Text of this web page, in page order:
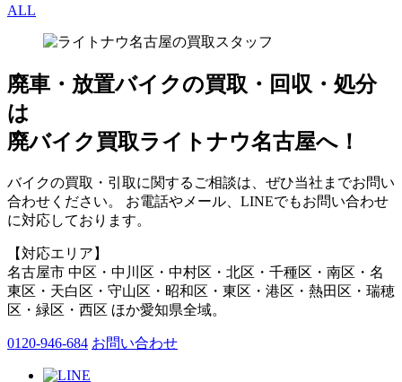
ALL
廃車・放置バイクの買取・回収・処分
は
廃バイク買取ライトナウ名古屋へ！
バイクの買取・引取に関するご相談は、ぜひ当社までお問い
合わせください。 お電話やメール、LINEでもお問い合わせ
に対応しております。
【対応エリア】
名古屋市 中区・中川区・中村区・北区・千種区・南区・名
東区・天白区・守山区・昭和区・東区・港区・熱田区・瑞穂
区・緑区・西区 ほか愛知県全域。
0120-946-684 お問い合わせ